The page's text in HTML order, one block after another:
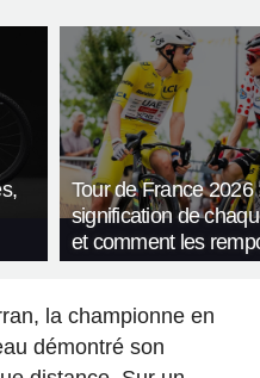
Tour de France 2026
signification de
et comment les
la championne en
démontré son